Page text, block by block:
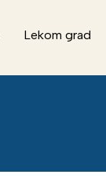
Lekom grad